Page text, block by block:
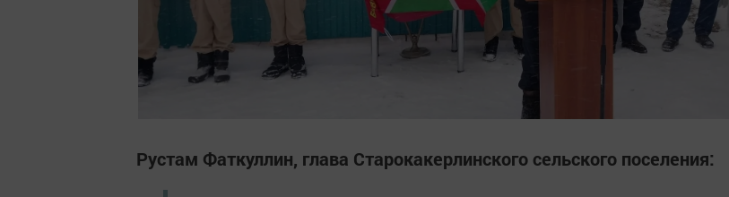
Рустам Фаткуллин, глава Старокакерлинского сельского поселения: